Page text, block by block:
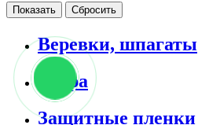
Веревки, шпагаты
Вёдра
Защитные пленки